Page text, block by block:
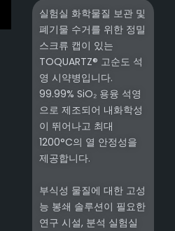
실험실 화학물질 보관 및
폐기물 수거를 위한 정밀
스크류 캡이 있는
TOQUARTZ® 고순도 석
영 시약병입니다.
99.99% SiO₂ 용융 석영
으로 제조되어 내화학성
이 뛰어나고 최대
1200°C의 열 안정성을
제공합니다.
부식성 물질에 대한 고성
능 봉쇄 솔루션이 필요한
연구 시설, 분석 실험실